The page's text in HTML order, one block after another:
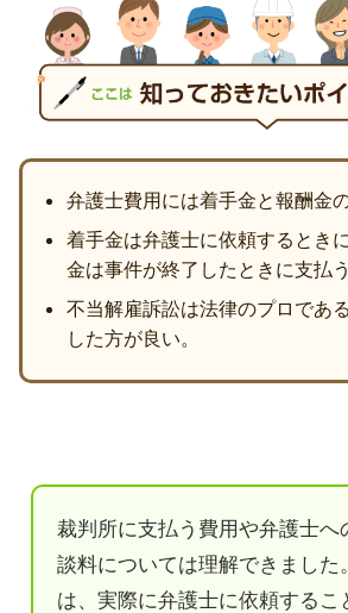
弁護士費用には着手金と報酬金
着手金は弁護士に依頼するとき
金は事件が終了したときに支払う
不当解雇訴訟は法律のプロであ
した方が良い。
裁判所に支払う費用や弁護士へ
談料については理解できました
は、実際に弁護士に依頼するこ